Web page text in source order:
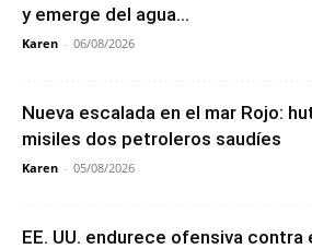
y emerge del agua...
Karen - 06/08/2026
Nueva escalada en el mar Rojo:
misiles dos petroleros saudíes
Karen - 05/08/2026
EE. UU. endurece ofensiva